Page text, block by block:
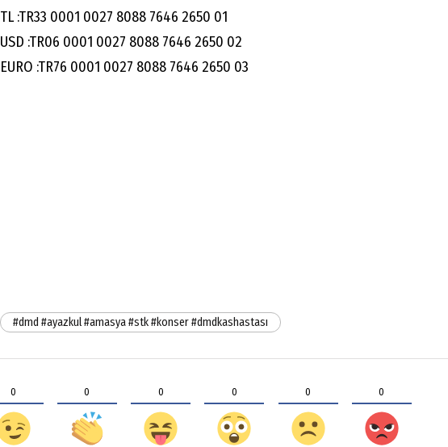
TL :TR33 0001 0027 8088 7646 2650 01
USD :TR06 0001 0027 8088 7646 2650 02
EURO :TR76 0001 0027 8088 7646 2650 03
#dmd #ayazkul #amasya #stk #konser #dmdkashastası
0 0 0 0 0 0